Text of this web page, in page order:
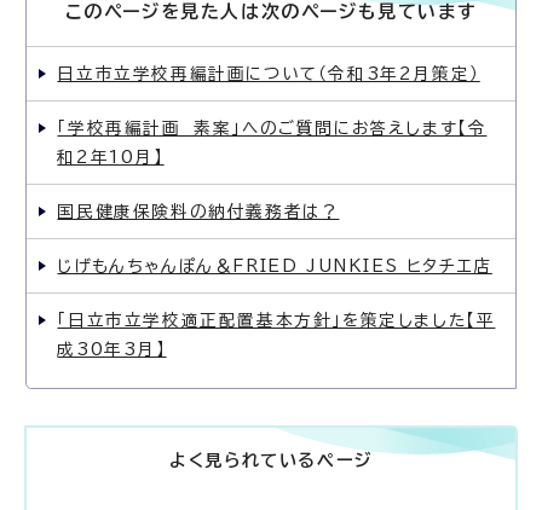
このページを見た人は次のページも見ています
日立市立学校再編計画について（令和3年2月策定）
「学校再編計画 素案」へのご質問にお答えします【令
和2年10月】
国民健康保険料の納付義務者は？
じげもんちゃんぽん＆FRIED JUNKIES ヒタチエ店
「日立市立学校適正配置基本方針」を策定しました【平
成30年3月】
よく見られているページ